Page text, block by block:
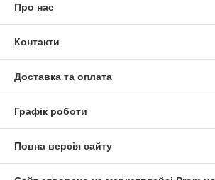
Про нас
Контакти
Доставка та оплата
Графік роботи
Повна версія сайту